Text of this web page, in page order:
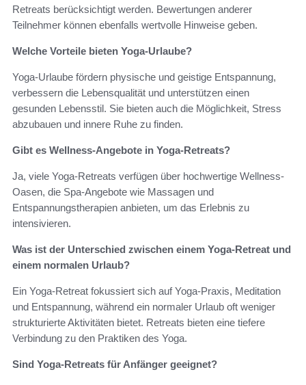
Retreats berücksichtigt werden. Bewertungen anderer
Teilnehmer können ebenfalls wertvolle Hinweise geben.
Welche Vorteile bieten Yoga-Urlaube?
Yoga-Urlaube fördern physische und geistige Entspannung,
verbessern die Lebensqualität und unterstützen einen
gesunden Lebensstil. Sie bieten auch die Möglichkeit, Stress
abzubauen und innere Ruhe zu finden.
Gibt es Wellness-Angebote in Yoga-Retreats?
Ja, viele Yoga-Retreats verfügen über hochwertige Wellness-
Oasen, die Spa-Angebote wie Massagen und
Entspannungstherapien anbieten, um das Erlebnis zu
intensivieren.
Was ist der Unterschied zwischen einem Yoga-Retreat und
einem normalen Urlaub?
Ein Yoga-Retreat fokussiert sich auf Yoga-Praxis, Meditation
und Entspannung, während ein normaler Urlaub oft weniger
strukturierte Aktivitäten bietet. Retreats bieten eine tiefere
Verbindung zu den Praktiken des Yoga.
Sind Yoga-Retreats für Anfänger geeignet?